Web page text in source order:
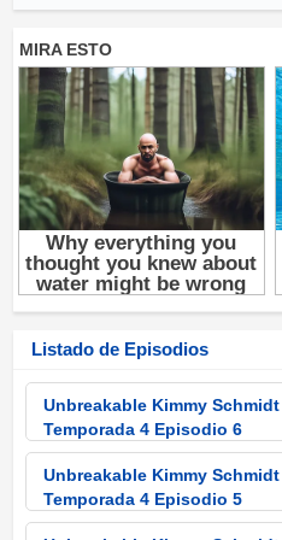
Listado de Episodios
Unbreakable Kimmy
Temporada 4 Episodio 6
Unbreakable Kimmy
Temporada 4 Episodio 5